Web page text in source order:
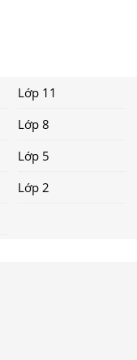
Lớp 11
Lớp 8
Lớp 5
Lớp 2